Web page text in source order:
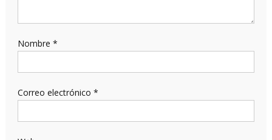
Nombre *
Correo electrónico *